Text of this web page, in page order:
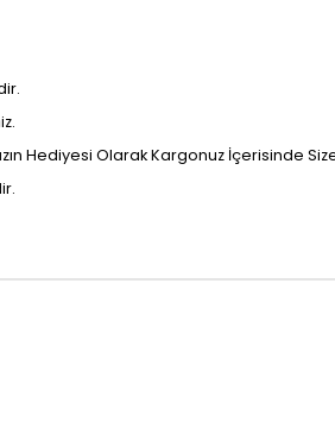
Hediyesi Olarak Kargonuz İçerisinde Size